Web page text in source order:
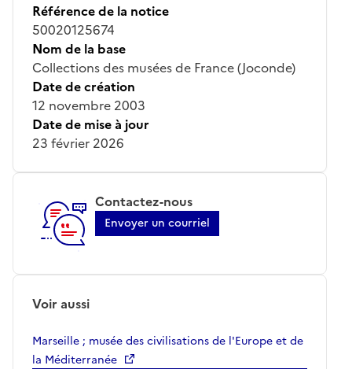
Référence de la notice
50020125674
Nom de la base
Collections des musées de France (Joconde)
Date de création
12 novembre 2003
Date de mise à jour
23 février 2026
Contactez-nous
Envoyer un courriel
Voir aussi
Marseille ; musée des civilisations de l'Europe et de
la Méditerranée